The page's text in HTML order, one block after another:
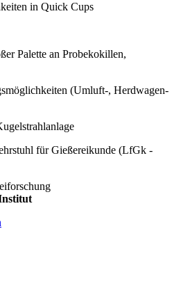
in Quick Cups
Palette an Probekokillen,
(Umluft-, Herdwagen-
für Gießereikunde (LfGk -